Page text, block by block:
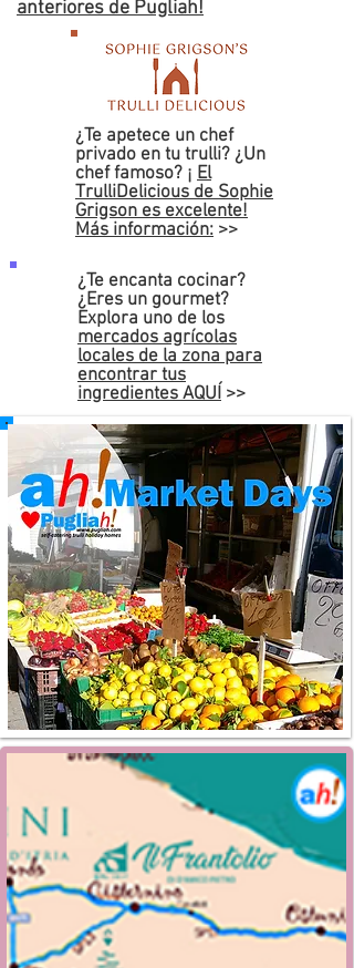
anteriores de Pugliah!
¿Te apetece un chef
privado en tu trulli? ¿Un
chef famoso? ¡ El
TrulliDelicious de Sophie
Grigson es excelente!
Más información: >>
¿Te encanta cocinar?
¿Eres un gourmet?
Explora uno de los
mercados agrícolas
locales de la zona para
encontrar tus
ingredientes AQUÍ >>